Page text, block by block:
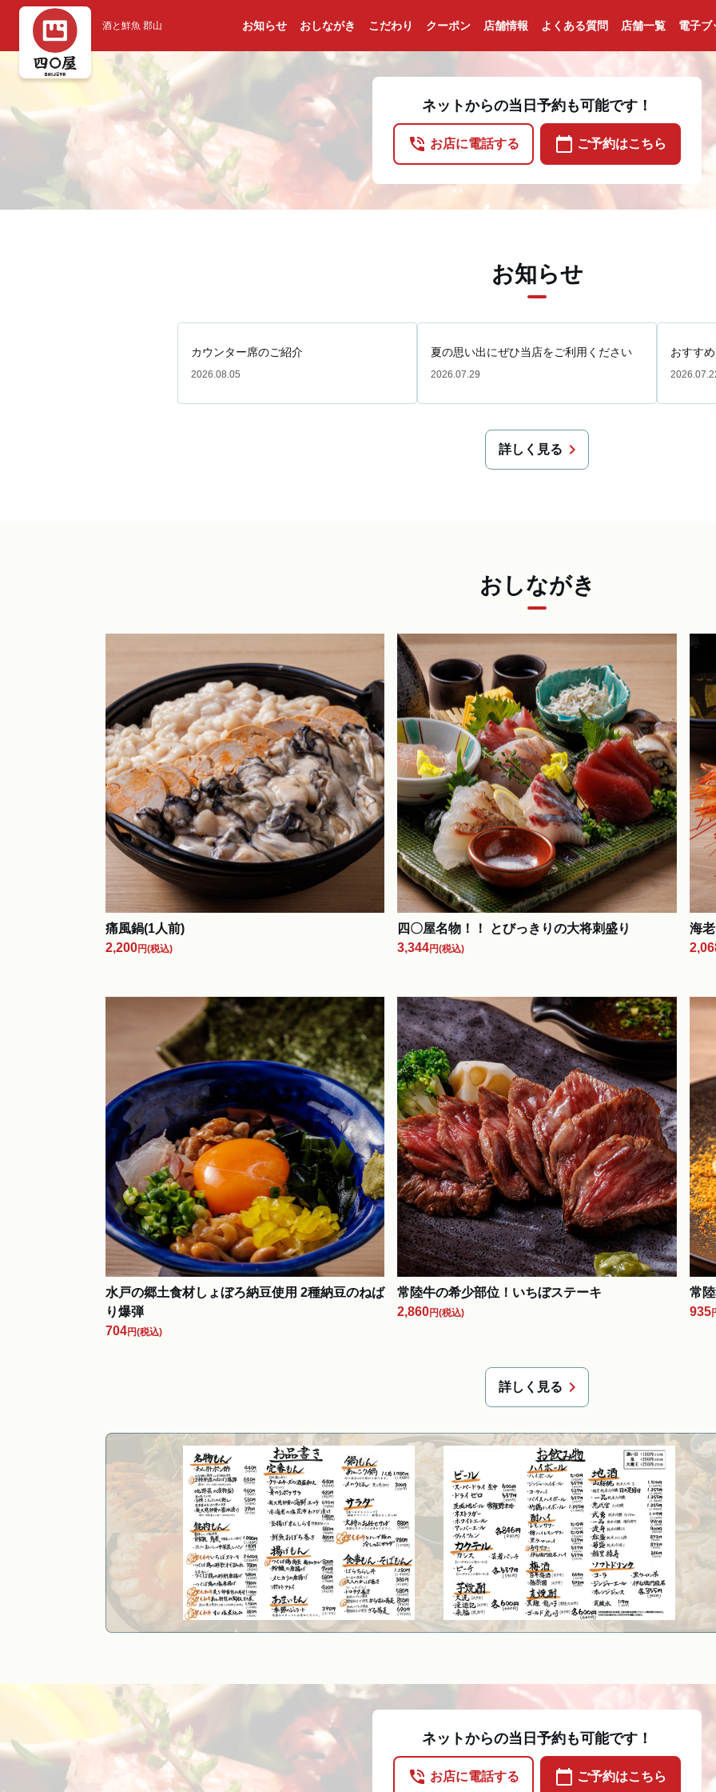
お知らせ おしながき こだわり クーポン 店舗情報 よくある質問 店舗一覧 電子ブ
酒と鮮魚 郡山
ネットからの当日予約も可能です！
phone_in_talk お店に電話する calendar_today ご予約はこちら
お知らせ
カウンター席のご紹介
2026.08.05
夏の思い出にぜひ当店をご利用ください
2026.07.29
おすす
詳しく見る chevron_right
おしながき
痛風鍋(1人前)
2,200円(税込)
四〇屋名物！！ とびっきりの大将刺盛り
3,344円(税込)
海
水戸の郷土食材しょぼろ納豆使用 2種納豆のねば
り爆弾
704円(税込)
常陸牛の希少部位！いちぼステーキ
2,860円(税込)
常
935
詳しく見る chevron_right
ネットからの当日予約も可能です！
phone_in_talk お店に電話する calendar_today ご予約はこちら